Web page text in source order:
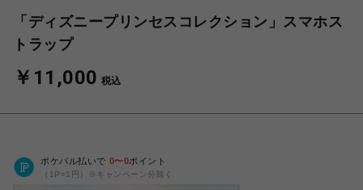
「ディズニープリンセスコレクション」スマホス
トラップ
￥11,000 税込
ポケパル払いで 0〜0ポイント
（1P=1円）※キャンペーン分除く